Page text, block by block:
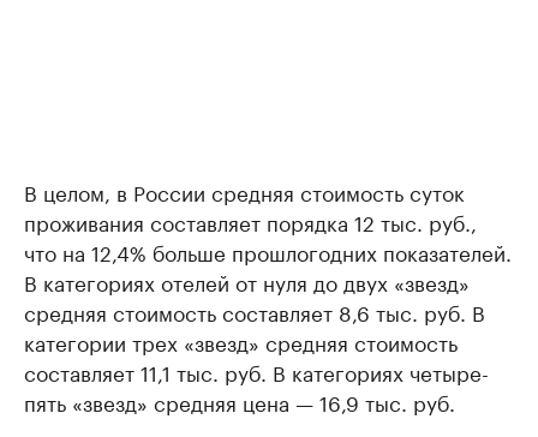
В целом, в России средняя стоимость суток
проживания составляет порядка 12 тыс. руб.,
что на 12,4% больше прошлогодних показателей.
В категориях отелей от нуля до двух «звезд»
средняя стоимость составляет 8,6 тыс. руб. В
категории трех «звезд» средняя стоимость
составляет 11,1 тыс. руб. В категориях четыре-
пять «звезд» средняя цена — 16,9 тыс. руб.